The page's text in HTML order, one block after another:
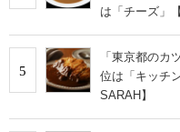
は「チーズ」
5
「東京都の
位は「キッチ
SARAH】